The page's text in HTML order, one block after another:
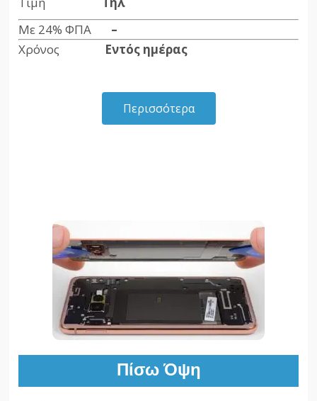
Με 24% ΦΠΑ –
Χρόνος Εντός ημέρας
Περισσότερα
Πίσω Όψη